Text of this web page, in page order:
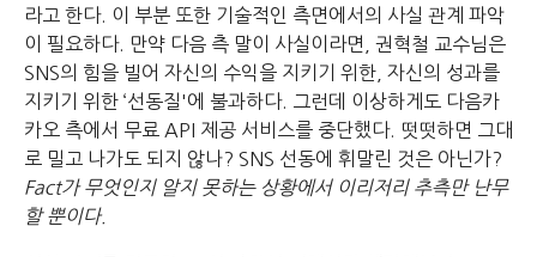
라고 한다. 이 부분 또한 기술적인 측면에서의 사실 관계 파악
이 필요하다.
만약 다음 측 말이 사실이라면, 권혁철 교수님은
SNS의 힘을 빌어 자신의 수익을 지키기 위한, 자신의 성과를
지키기 위한 ‘선동질'에 불과하다.
그런데 이상하게도 다음카
카오 측에서 무료 API 제공 서비스를 중단했다.
떳떳하면 그대
로 밀고 나가도 되지 않나? SNS 선동에 휘말린 것은 아닌가?
Fact가 무엇인지 알지 못하는 상황에서 이리저리 추측만 난무
할 뿐이다.